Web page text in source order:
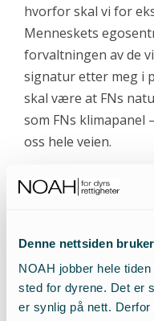
Denne nettsiden
NOAH jobber hele
sted for dyrene. Det er
er synlig på nett. Derfor
hvorfor skal vi for
Menneskets
forvaltningen av de
signatur etter meg i
skal være at FNs
som FNs klimapanel
oss hele veien.
– Har du selv en
– Hvordan skal du
klekker ut av puppa,
mot kameralinsa?